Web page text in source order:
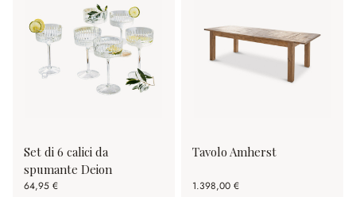
Set di 6 calici da
spumante Deion
64,95 €
Tavolo Amherst
1.398,00 €